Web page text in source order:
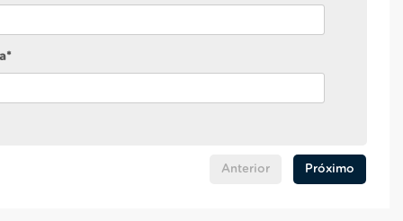
Anterior Próximo